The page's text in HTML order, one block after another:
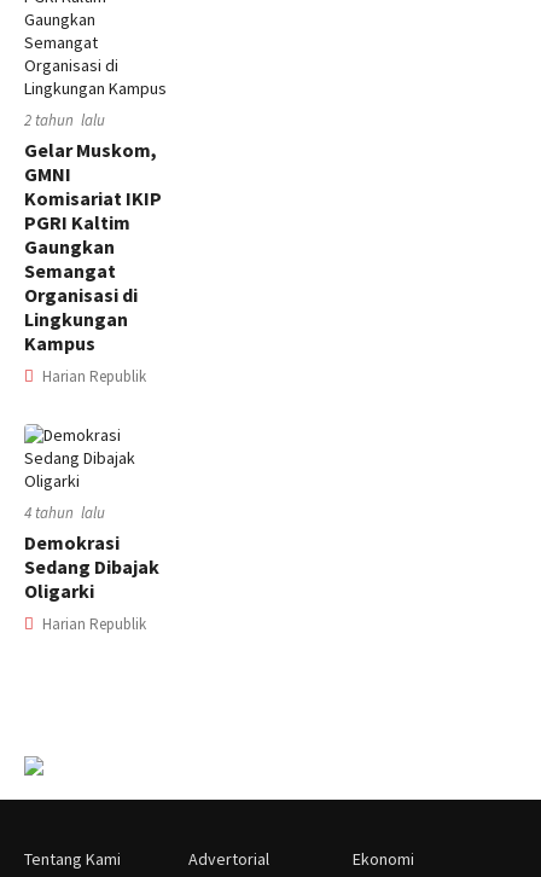
2 tahun lalu
Gelar Muskom,
GMNI
Komisariat IKIP
PGRI Kaltim
Gaungkan
Semangat
Organisasi di
Lingkungan
Kampus
Harian Republik
4 tahun lalu
Demokrasi
Sedang Dibajak
Oligarki
Harian Republik
Tentang Kami Advertorial Ekonomi